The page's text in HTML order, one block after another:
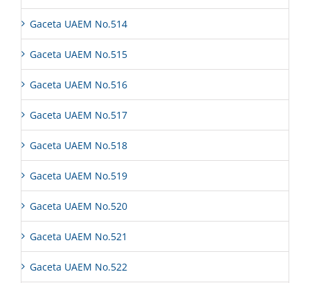
Gaceta UAEM No.514
Gaceta UAEM No.515
Gaceta UAEM No.516
Gaceta UAEM No.517
Gaceta UAEM No.518
Gaceta UAEM No.519
Gaceta UAEM No.520
Gaceta UAEM No.521
Gaceta UAEM No.522